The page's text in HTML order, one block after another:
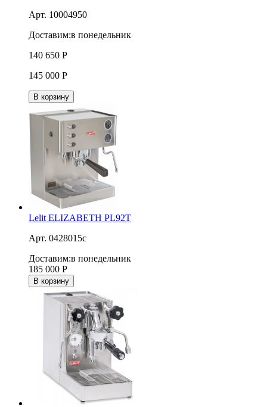
Арт. 10004950
Доставим:в понедельник
140 650 Р
145 000 Р
В корзину
Lelit ELIZABETH PL92T
Арт. 0428015c
Доставим:в понедельник
185 000 Р
В корзину